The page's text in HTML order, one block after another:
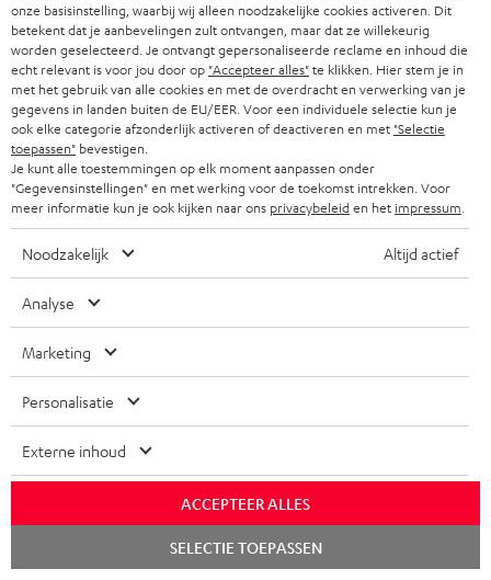
D
o
w
n
l
o
a
d
o
c
u
m
e
n
t
Conformiteitsverklaring: Vloerstaande speaker DEF 3
F
Handleiding: Vloerstaande speaker DEF 3 F
Quick Start Guide: Vloerstaande speaker DEF 3 F
Safety Booklet: Vloerstaande speaker DEF 3 F
Handleiding: DENON DRA-800H
Conformiteitsverklaring: 15m luidsprekerkabel 4.0mm²
- C4515S
G
a
r
a
Wettelijke garantie
Audiolexicon: technische begrippen snel uitgelegd
onze basisinstelling, waarbij wij alleen noodzakelijke cookies activeren. Dit
betekent dat je aanbevelingen zult ontvangen, maar dat ze willekeurig
worden geselecteerd. Je ontvangt gepersonaliseerde reclame en inhoud die
echt relevant is voor jou door op "Accepteer alles"te klikken. Hier stem je in
met het gebruik van alle cookies en met de overdracht en verwerking van je
gegevens in landen buiten de EU/EER. Voor een individuele selectie kun je
ook elke categorie afzonderlijk activeren of deactiveren en met "Selectie
toepassen" bevestigen.
Je kunt alle toestemmingen op elk moment aanpassen onder
"Gegevensinstellingen" en met werking voor de toekomst intrekken. Voor
meer informatie kun je ook kijken naar ons privacybeleiden het impressum
Noodzakelijk Altijd actief
Analyse
Marketing
Personalisatie
Externe inhoud
ACCEPTEER ALLES
SELECTIE TOEPASSEN